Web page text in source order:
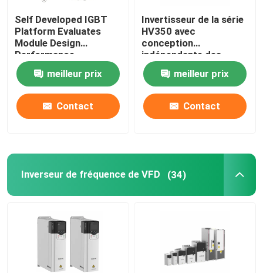
Optimisateur solaire
onduleur hybride solaire
Self Developed IGBT
Platform Evaluates
Module Design
Performance
meilleur prix
Contact
Invertisseur de la série
HV350 avec
conception
indépendante des
conduits d'air et
protocole de
communication
Modbus RTU
50Hz/60Hz±5% de
meilleur prix
Contact
Inverseur de fréquence de VFD (34)